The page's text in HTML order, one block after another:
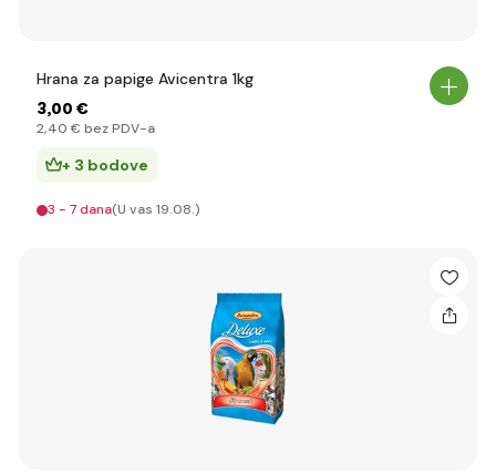
Hrana za papige Avicentra 1kg
3,00 €
2,40 € bez PDV-a
+ 3 bodove
3 - 7 dana(U vas 19.08.)